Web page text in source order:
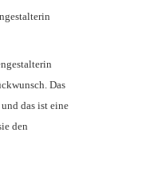
Das
das ist eine
den